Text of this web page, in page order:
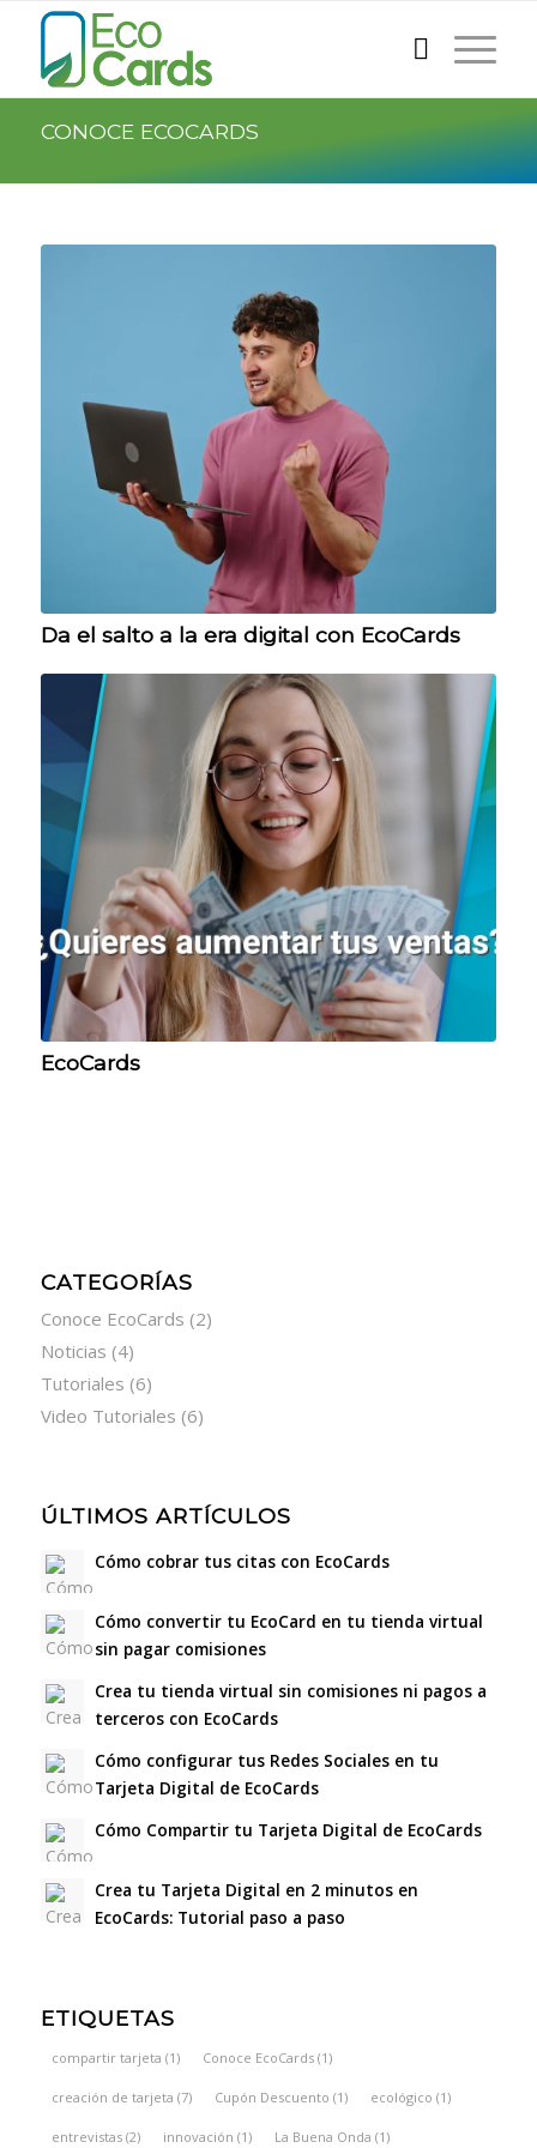
CONOCE ECOCARDS
Da el salto a la era digital con EcoCards
EcoCards
CATEGORÍAS
Conoce EcoCards (2)
Noticias (4)
Tutoriales (6)
Video Tutoriales (6)
ÚLTIMOS ARTÍCULOS
Cómo cobrar tus citas con EcoCards
Cómo convertir tu EcoCard en tu tienda virtual
sin pagar comisiones
Crea tu tienda virtual sin comisiones ni pagos a
terceros con EcoCards
Cómo configurar tus Redes Sociales en tu
Tarjeta Digital de EcoCards
Cómo Compartir tu Tarjeta Digital de EcoCards
Crea tu Tarjeta Digital en 2 minutos en
EcoCards: Tutorial paso a paso
ETIQUETAS
compartir tarjeta (1) Conoce EcoCards(1)
creación de tarjeta (7) Cupón Descuento (1) ecológico (1)
entrevistas(2) innovación (1) La Buena Onda (1)